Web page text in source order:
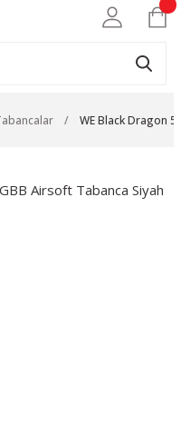
WE Black Dragon